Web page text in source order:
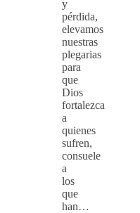
y
pérdida,
elevamos
nuestras
plegarias
para
que
Dios
fortalezca
a
quienes
sufren,
consuele
a
los
que
han…